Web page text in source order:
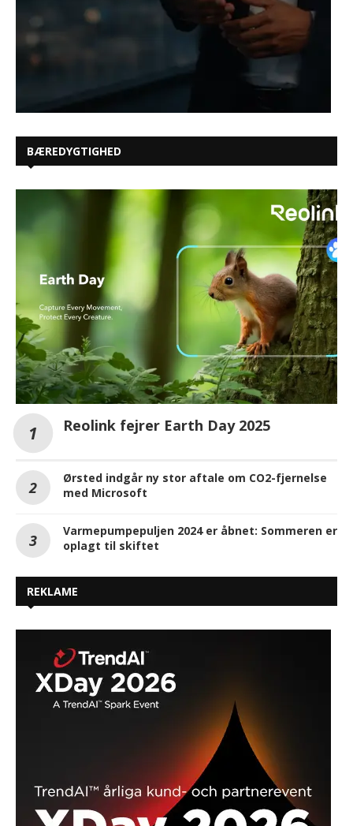
BÆREDYGTIGHED
Reolink fejrer Earth Day 2025
Ørsted indgår ny stor aftale om CO2-fjernelse
med Microsoft
Varmepumpepuljen 2024 er åbnet: Sommeren er
oplagt til skiftet
REKLAME